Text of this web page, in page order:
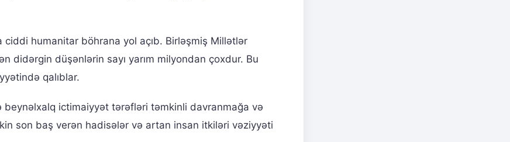
humanitar böhrana yol açıb. Birləşmiş Millətlər
didərgin düşənlərin sayı yarım milyondan çoxdur. Bu
qalıblar.
beynəlxalq ictimaiyyət tərəfləri təmkinli davranmağa və
son baş verən hadisələr və artan insan itkiləri vəziyyəti